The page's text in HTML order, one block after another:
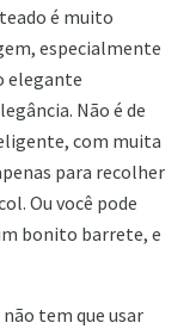
é muito
especialmente
elegante
Não é de
com muita
para recolher
Ou você pode
bonito barrete, e
tem que usar